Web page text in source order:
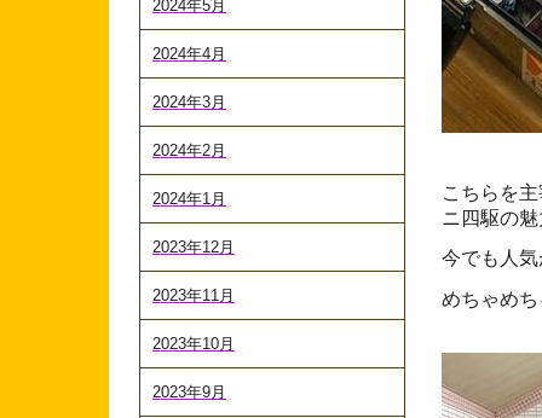
2024年5月
2024年4月
2024年3月
2024年2月
2024年1月
2023年12月
2023年11月
2023年10月
2023年9月
こちらを
ニ四駆の
今でも人
めちゃめ